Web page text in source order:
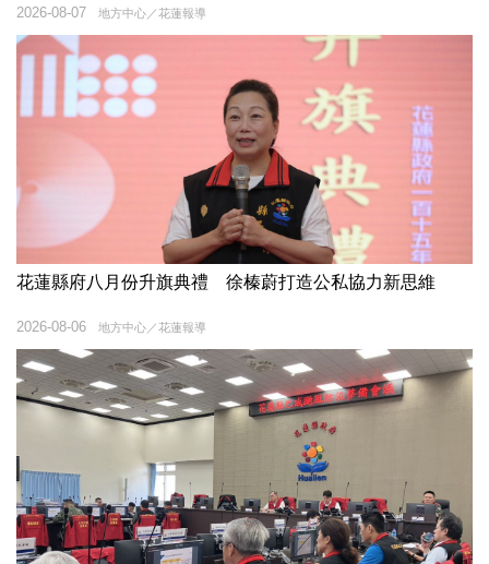
地方中心／花蓮報導
2026-08-07
花蓮縣府八月份升旗典禮 徐榛蔚打造公私協力新思維
地方中心／花蓮報導
2026-08-06